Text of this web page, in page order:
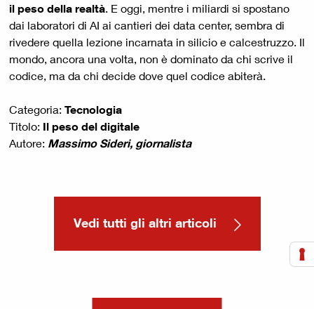
il peso della realtà. E oggi, mentre i miliardi si spostano
dai laboratori di AI ai cantieri dei data center, sembra di
rivedere quella lezione incarnata in silicio e calcestruzzo. Il
mondo, ancora una volta, non è dominato da chi scrive il
codice, ma da chi decide dove quel codice abiterà.
Categoria: Tecnologia
Titolo: Il peso del digitale
Autore: Massimo Sideri, giornalista
Vedi tutti gli altri articoli